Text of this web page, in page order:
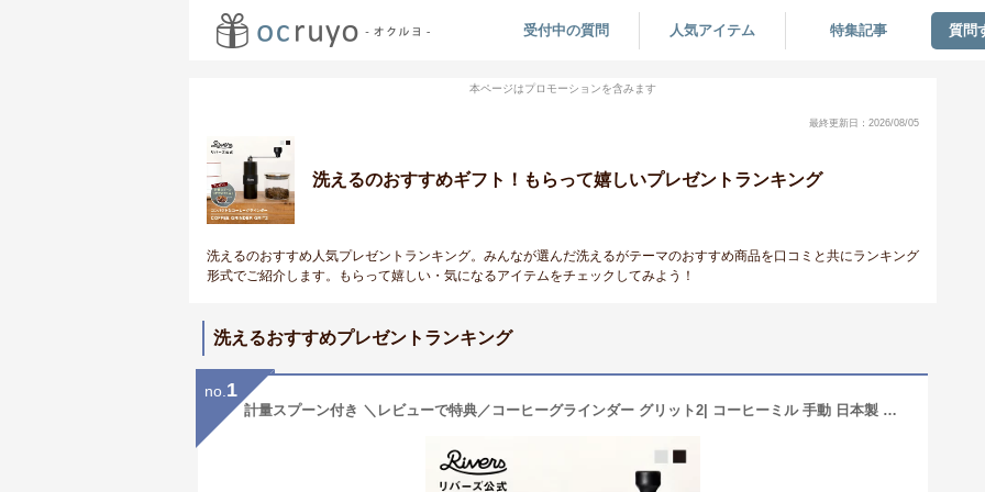
受付中の質問 人気アイテム 特集記事 質問
本ページはプロモーションを含みます
最終更新日：2026/08/05
洗えるのおすすめギフト！もらって嬉しいプレゼントランキング
洗えるのおすすめ人気プレゼントランキング。みんなが選んだ洗えるがテーマのおすすめ商品を口コミと共にランキング
形式でご紹介します。もらって嬉しい・気になるアイテムをチェックしてみよう！
洗えるおすすめプレゼントランキング
no. 1
計量スプーン付き ＼レビューで特典／コーヒーグラインダー グリット2| コーヒーミル 手動 日本製 燕三条製 臼式 洗える 水洗い コンパクト 手挽き セラミック刃 コードレス 粗さ調節 ハンドミル 小型 スリム 軽量 ハンドドリップ アウトドア キャンプ RIVERS リバーズ公式